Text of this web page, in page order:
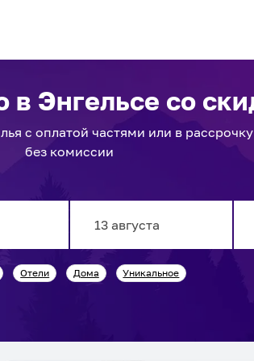
в Энгельсе со
с оплатой частями или в рассрочку
без комиссии
backward
Отели Дома Уникальное